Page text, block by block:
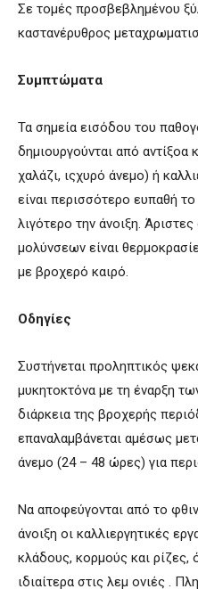
Σε τομές προσβεβλημένου
καστανέρυθρος
Συμπτώματα
Τα σημεία εισόδου του
δημιουργούνται από αντίξοα
χαλάζι, ιςχυρό άνεμο) ή
είναι περισσότερο ευπαθή
λιγότερο την άνοιξη.
μολύνσεων είναι
με βροχερό καιρό.
Οδηγίες
Συστήνεται προληπτικός
μυκητοκτόνα με τη έναρξη
διάρκεια της βροχερής
επαναλαμβάνεται αμέσως
άνεμο (24 – 48 ώρες) για
Να αποφεύγονται από το
άνοιξη οι καλλιεργητικές
κλάδους, κορμούς και
ιδιαίτερα στις λεμ ονιές .